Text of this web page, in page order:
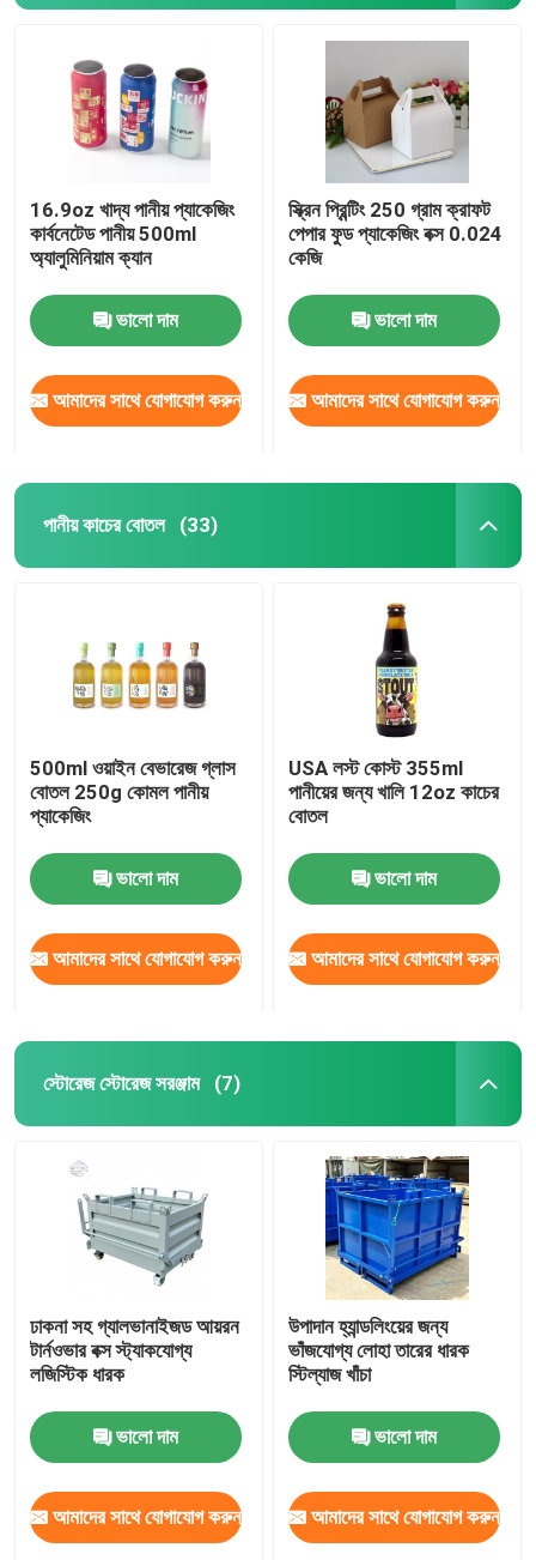
পোষা প্রাণীর বোতল প্যাকিং মেশিন
টেট্রা প্যাক রিপেয়ার পার্টস
16.9oz খাদ্য পানীয় প্যাকেজিং
কার্বনেটেড পানীয় 500ml
অ্যালুমিনিয়াম ক্যান
ভালো দাম
আমাদের সাথে যোগাযোগ করুন
স্ক্রিন প্রিন্টিং 250 গ্রাম ক্রাফট
পেপার ফুড প্যাকেজিং বক্স 0.024
কেজি
ভালো দাম
আমাদের সাথে যোগাযোগ করুন
পানীয় কাচের বোতল (33)
500ml ওয়াইন বেভারেজ গ্লাস
বোতল 250g কোমল পানীয়
প্যাকেজিং
ভালো দাম
আমাদের সাথে যোগাযোগ করুন
USA লস্ট কোস্ট 355ml
পানীয়ের জন্য খালি 12oz কাচের
বোতল
ভালো দাম
আমাদের সাথে যোগাযোগ করুন
স্টোরেজ স্টোরেজ সরঞ্জাম (7)
ঢাকনা সহ গ্যালভানাইজড আয়রন
টার্নওভার বক্স স্ট্যাকযোগ্য
লজিস্টিক ধারক
ভালো দাম
আমাদের সাথে যোগাযোগ করুন
উপাদান হ্যান্ডলিংয়ের জন্য
ভাঁজযোগ্য লোহা তারের ধারক
স্টিল্যাজ খাঁচা
ভালো দাম
আমাদের সাথে যোগাযোগ করুন